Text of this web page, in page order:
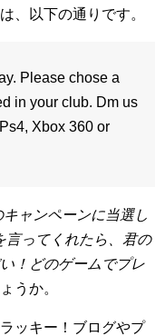
、以下の通りです。
Please chose a
in your club. Dm us
Xbox 360 or
ャンペーンに当選し
言ってくれたら、君の
！どのゲームでプレ
うか。
ッキー！ブログやプ